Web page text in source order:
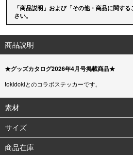
「商品説明」および「その他・商品に関す
さい。
商品説明
★グッズカタログ2026年4月号掲載商品★
tokidokiとのコラボステッカーです。
素材
サイズ
商品在庫